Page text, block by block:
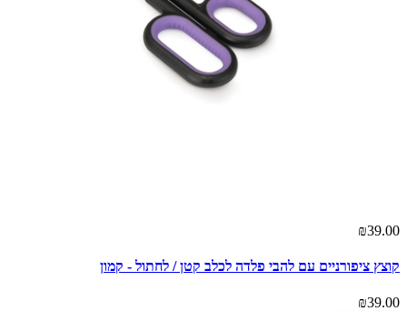
₪39.00
קוצץ ציפורניים עם להבי פלדה לכלב קטן / לחתול - קמון
₪39.00